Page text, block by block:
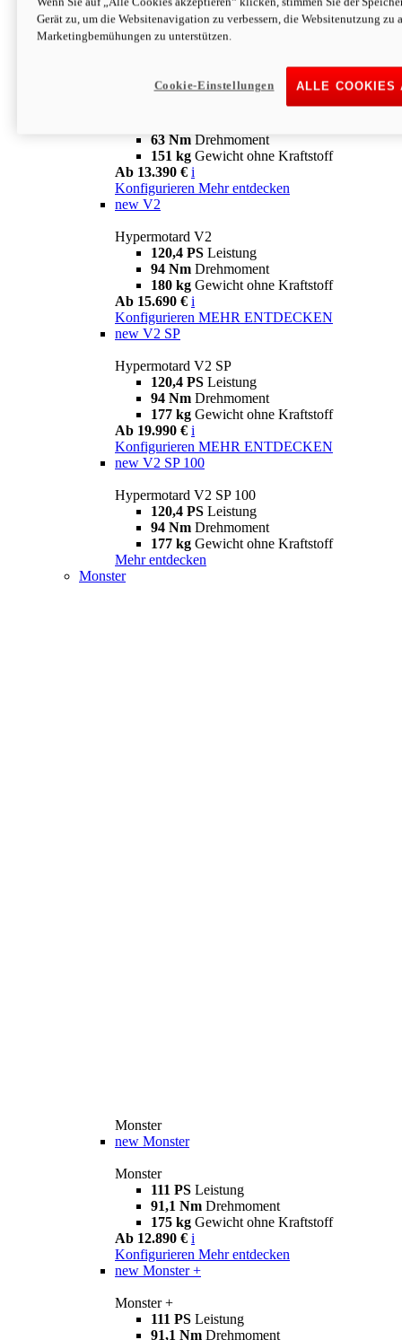
63 NmDrehmoment
151 kgGewicht ohne Kraftstoff
Ab 13.890 € i
63 Nm Drehmoment
151 kg Gewicht ohne Kraftstoff
Ab 13.390 € i
Konfigurieren Mehr entdecken
new V2
Hypermotard V2
120,4 PS Leistung
94 Nm Drehmoment
180 kg Gewicht ohne Kraftstoff
Ab 15.690 € i
Konfigurieren MEHR ENTDECKEN
new V2 SP
Hypermotard V2 SP
120,4 PS Leistung
94 Nm Drehmoment
177 kg Gewicht ohne Kraftstoff
Ab 19.990 € i
Konfigurieren MEHR ENTDECKEN
new V2 SP 100
Hypermotard V2 SP 100
120,4 PS Leistung
94 Nm Drehmoment
177 kg Gewicht ohne Kraftstoff
Mehr entdecken
Monster
Monster
new Monster
Monster
111 PS Leistung
91,1 Nm Drehmoment
175 kg Gewicht ohne Kraftstoff
Ab 12.890 € i
Konfigurieren Mehr entdecken
new Monster +
Monster +
111 PS Leistung
91,1 Nm Drehmoment
Gerät zu, um die Websitenavigation zu verbessern, die Websitenutzung zu
Marketingbemühungen zu unterstützen.
ALLE COOKIES
Cookie-Einstellungen